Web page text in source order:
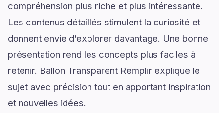
compréhension plus riche et plus intéressante.
Les contenus détaillés stimulent la curiosité et
donnent envie d’explorer davantage. Une bonne
présentation rend les concepts plus faciles à
retenir. Ballon Transparent Remplir explique le
sujet avec précision tout en apportant inspiration
et nouvelles idées.